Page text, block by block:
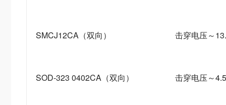
SMCJ12CA（双向） 击穿电压～
SOD-323 0402CA（双向） 击穿电压～